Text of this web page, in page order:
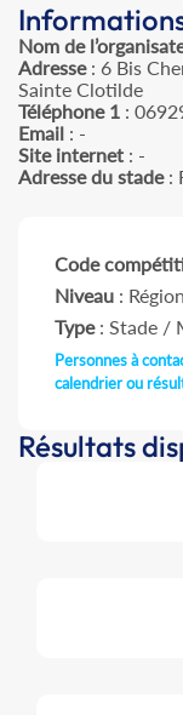
Nom de
Adresse: 6 Bis
Sainte Clotilde
Téléphone 1 :
Email : -
Site internet : -
Adresse du stade:
Code
Niveau :
Type: Stade /
Personnes à
calendrier ou
Résultats